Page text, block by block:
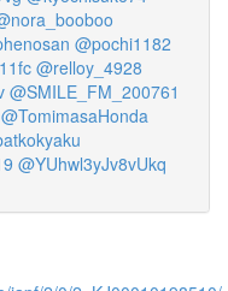
@pochi1182
@relloy_4928
@SMILE_FM_200761
@TomimasaHonda
@YUhwl3yJv8vUkq